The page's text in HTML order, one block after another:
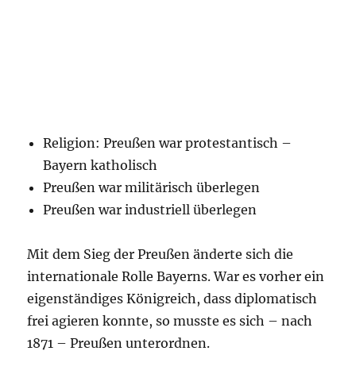
Religion: Preußen war protestantisch –
Bayern katholisch
Preußen war militärisch überlegen
Preußen war industriell überlegen
Mit dem Sieg der Preußen änderte sich die
internationale Rolle Bayerns. War es vorher ein
eigenständiges Königreich, dass diplomatisch
frei agieren konnte, so musste es sich – nach
1871 – Preußen unterordnen.